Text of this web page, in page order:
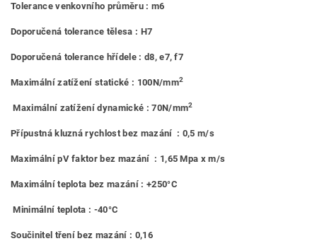
Tolerance venkovního průměru : m6
Doporučená tolerance tělesa : H7
Doporučená tolerance hřídele : d8, e7, f7
Maximální zatížení statické : 100N/mm2
Maximální zatížení dynamické : 70N/mm2
Přípustná kluzná rychlost bez mazání : 0,5 m/s
Maximální pV faktor bez mazání : 1,65 Mpa x m/s
Maximální teplota bez mazání : +250°C
Minimální teplota : -40°C
Součinitel tření bez mazání : 0,16